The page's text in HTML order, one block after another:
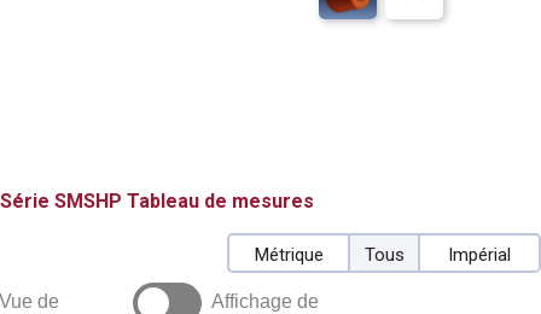
SMSHP Tableau de mesures
Métrique Tous Impérial
Vue de Affichage de